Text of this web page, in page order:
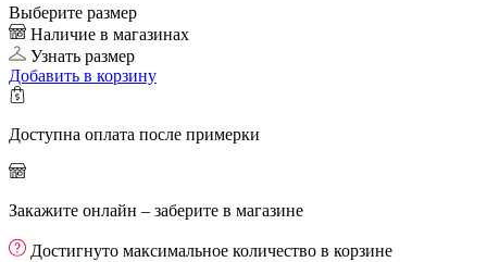
Выберите размер
Наличие в магазинах
Узнать размер
Добавить в корзину
Доступна оплата после примерки
Закажите онлайн – заберите в магазине
Достигнуто максимальное количество в корзине